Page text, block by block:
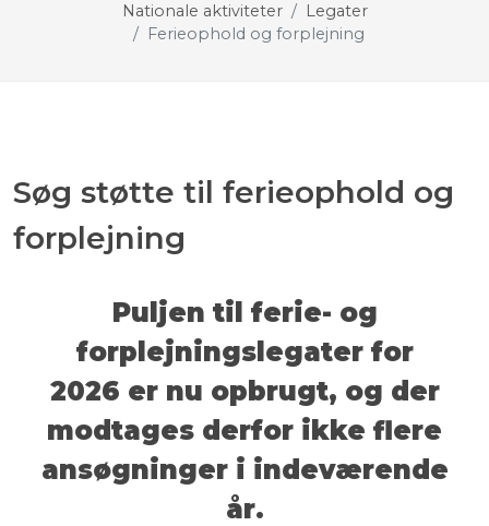
Nationale aktiviteter
Legater
Ferieophold og forplejning
Søg støtte til ferieophold og
forplejning
Puljen til ferie- og
forplejningslegater for
2026 er nu opbrugt, og der
modtages derfor ikke flere
ansøgninger i indeværende
år.